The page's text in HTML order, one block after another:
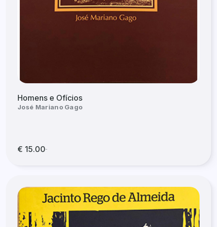
Homens e Ofícios
José Mariano Gago
€ 15.00